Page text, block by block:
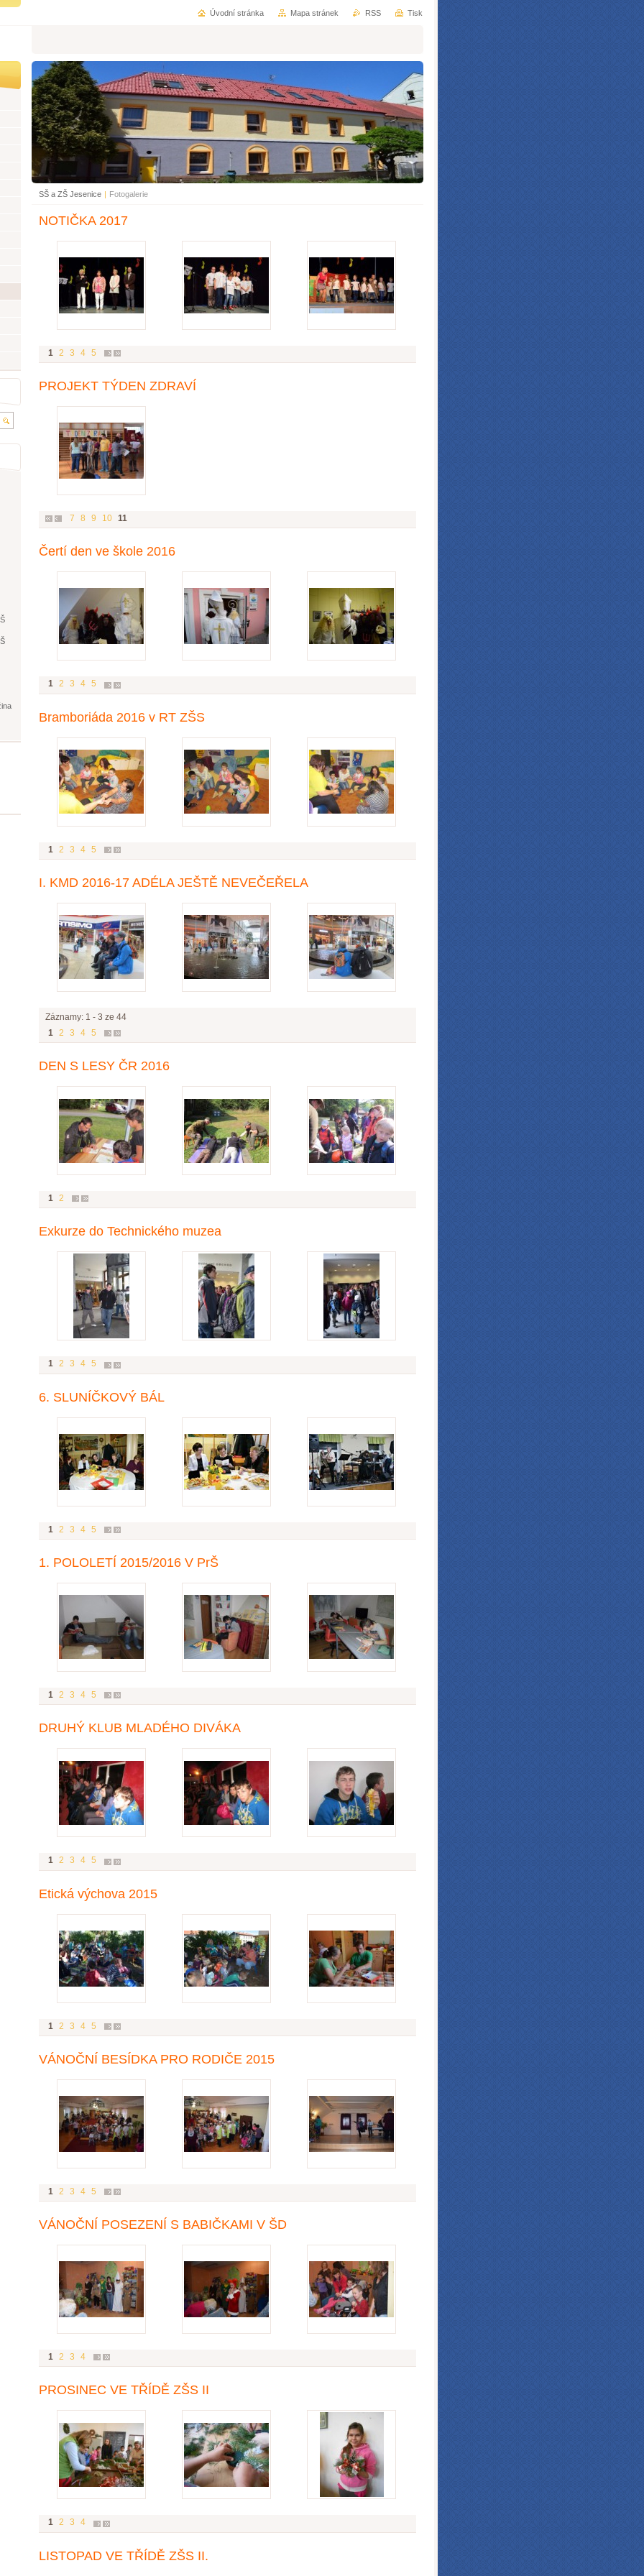
SŠ a ZŠ Jesenice | Fotogalerie
NOTIČKA 2017
1 2 3 4 5
PROJEKT TÝDEN ZDRAVÍ
7 8 9 10 11
Čertí den ve škole 2016
1 2 3 4 5
Bramboriáda 2016 v RT ZŠS
1 2 3 4 5
I. KMD 2016-17 ADÉLA JEŠTĚ NEVEČEŘELA
Záznamy: 1 - 3 ze 44
1 2 3 4 5
DEN S LESY ČR 2016
1 2
Exkurze do Technického muzea
1 2 3 4 5
6. SLUNÍČKOVÝ BÁL
1 2 3 4 5
1. POLOLETÍ 2015/2016 V PrŠ
1 2 3 4 5
DRUHÝ KLUB MLADÉHO DIVÁKA
1 2 3 4 5
Etická výchova 2015
1 2 3 4 5
VÁNOČNÍ BESÍDKA PRO RODIČE 2015
1 2 3 4 5
VÁNOČNÍ POSEZENÍ S BABIČKAMI V ŠD
1 2 3 4
PROSINEC VE TŘÍDĚ ZŠS II
1 2 3 4
LISTOPAD VE TŘÍDĚ ZŠS II.
Úvodní stránka Mapa stránek RSS Tisk